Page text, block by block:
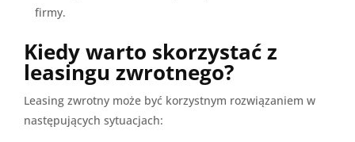
firmy.
Kiedy warto skorzystać z
leasingu zwrotnego?
Leasing zwrotny może być korzystnym rozwiązaniem w
następujących sytuacjach: